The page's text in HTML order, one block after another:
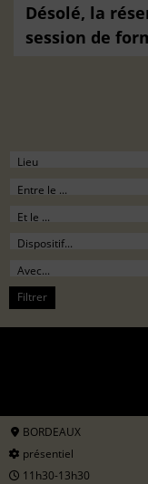
Désolé, la
session de
Filtrer
BORDEAUX
présentiel
11h30-13h30